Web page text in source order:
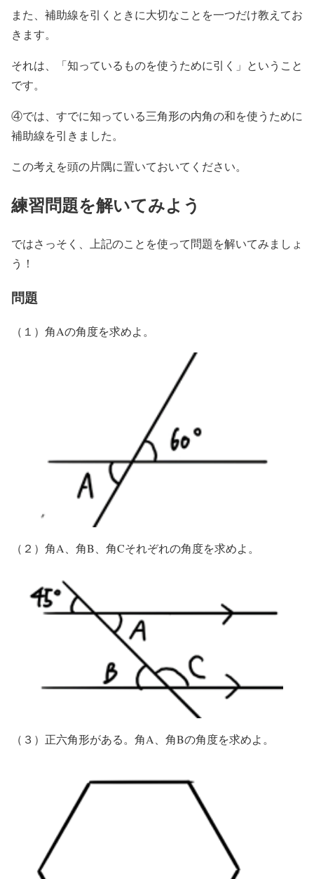
また、補助線を引くときに大切なことを一つだけ教えてお
きます。
それは、「知っているものを使うために引く」ということ
です。
④では、すでに知っている三角形の内角の和を使うために
補助線を引きました。
この考えを頭の片隅に置いておいてください。
練習問題を解いてみよう
ではさっそく、上記のことを使って問題を解いてみましょ
う！
問題
（１）角Aの角度を求めよ。
（２）角A、角B、角Cそれぞれの角度を求めよ。
（３）正六角形がある。角A、角Bの角度を求めよ。